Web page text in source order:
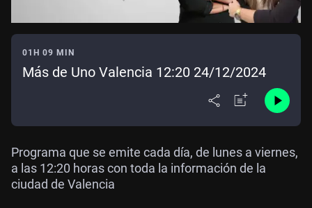
01H 09 MIN
Más de Uno Valencia 12:20 24/12/2024
Programa que se emite cada día, de lunes a viernes,
a las 12:20 horas con toda la información de la
ciudad de Valencia